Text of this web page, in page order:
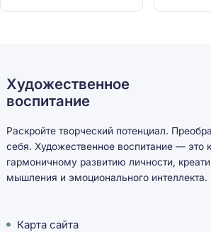
Художественное
воспитание
Раскройте творческий потенциал.
себя. Художественное воспитание — это
гармоничному развитию личности,
мышления и эмоционального интеллекта.
Карта сайта